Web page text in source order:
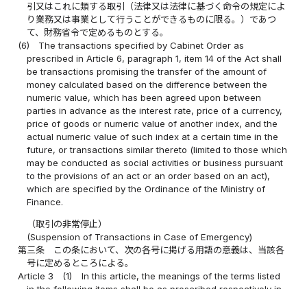
引又はこれに類する取引（法律又は法律に基づく命令の規定によ
り業務又は事業として行うことができるものに限る。）であつ
て、財務省令で定めるものとする。
(6)
The transactions specified by Cabinet Order as
prescribed in Article 6, paragraph 1, item 14 of the Act shall
be transactions promising the transfer of the amount of
money calculated based on the difference between the
numeric value, which has been agreed upon between
parties in advance as the interest rate, price of a currency,
price of goods or numeric value of another index, and the
actual numeric value of such index at a certain time in the
future, or transactions similar thereto (limited to those which
may be conducted as social activities or business pursuant
to the provisions of an act or an order based on an act),
which are specified by the Ordinance of the Ministry of
Finance.
（取引の非常停止）
(Suspension of Transactions in Case of Emergency)
第三条
この条において、次の各号に掲げる用語の意義は、当該各
号に定めるところによる。
Article 3
(1)
In this article, the meanings of the terms listed